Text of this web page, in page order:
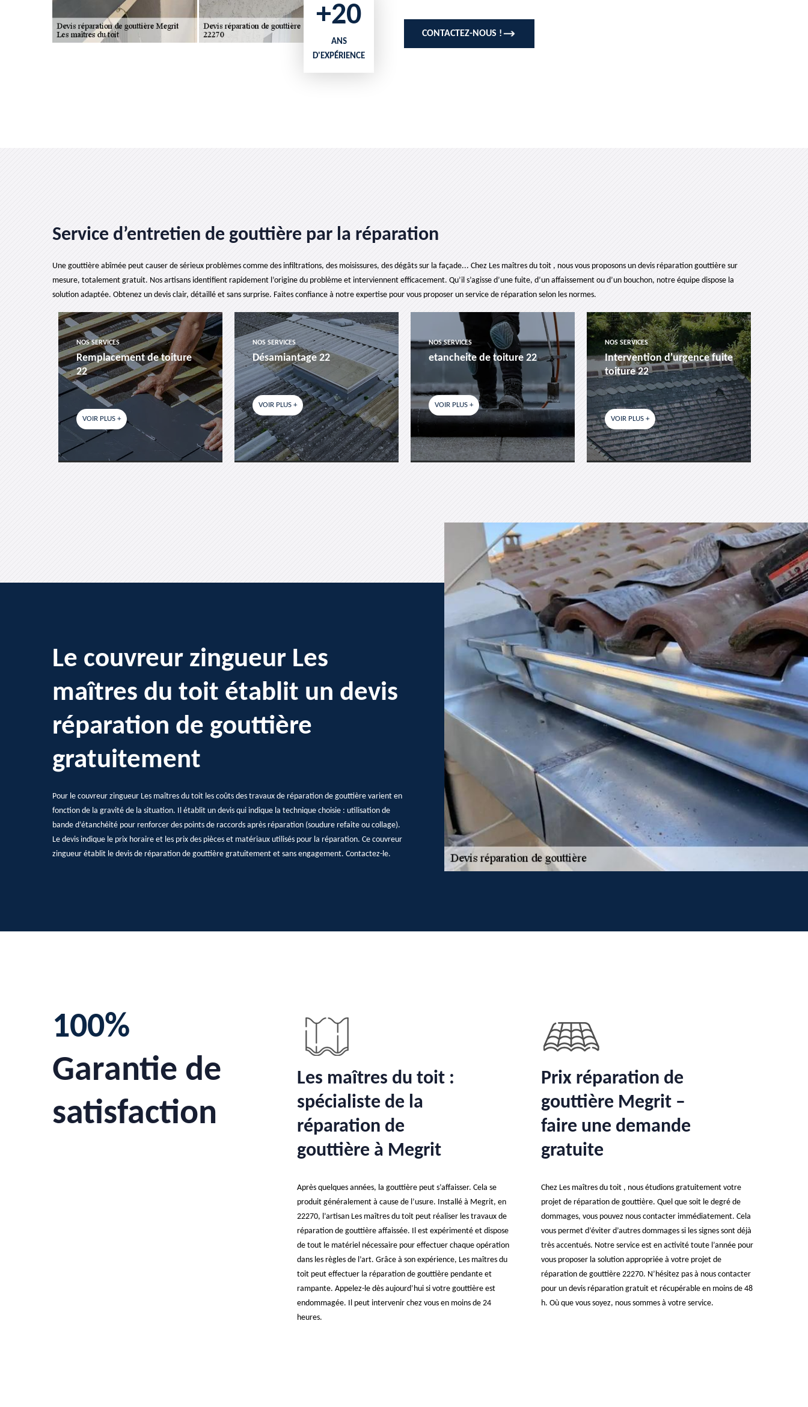
+20
ANS
D'EXPÉRIENCE
CONTACTEZ-NOUS !
Service d’entretien de gouttière par la réparation
Une gouttière abîmée peut causer de sérieux problèmes comme des infiltrations, des moisissures, des dégâts sur la façade... Chez Les maîtres du toit , nous vous proposons un devis réparation gouttière sur
mesure, totalement gratuit. Nos artisans identifient rapidement l’origine du problème et interviennent efficacement. Qu’il s’agisse d’une fuite, d’un affaissement ou d’un bouchon, notre équipe dispose la
solution adaptée. Obtenez un devis clair, détaillé et sans surprise. Faites confiance à notre expertise pour vous proposer un service de réparation selon les normes.
NOS SERVICES
Remplacement de toiture
22
VOIR PLUS +
NOS SERVICES
Désamiantage 22
VOIR PLUS +
NOS SERVICES
etancheite de toiture 22
VOIR PLUS +
NOS SERVICES
Intervention d'urgence fuite
toiture 22
VOIR PLUS +
Le couvreur zingueur Les
maîtres du toit établit un devis
réparation de gouttière
gratuitement
Pour le couvreur zingueur Les maîtres du toit les coûts des travaux de réparation de gouttière varient en
fonction de la gravité de la situation. Il établit un devis qui indique la technique choisie : utilisation de
bande d’étanchéité pour renforcer des points de raccords après réparation (soudure refaite ou collage).
Le devis indique le prix horaire et les prix des pièces et matériaux utilisés pour la réparation. Ce couvreur
zingueur établit le devis de réparation de gouttière gratuitement et sans engagement. Contactez-le.
100%
Garantie de
satisfaction
Les maîtres du toit :
spécialiste de la
réparation de
gouttière à Megrit
Après quelques années, la gouttière peut s’affaisser. Cela se
produit généralement à cause de l’usure. Installé à Megrit, en
22270, l’artisan Les maîtres du toit peut réaliser les travaux de
réparation de gouttière affaissée. Il est expérimenté et dispose
de tout le matériel nécessaire pour effectuer chaque opération
dans les règles de l’art. Grâce à son expérience, Les maîtres du
toit peut effectuer la réparation de gouttière pendante et
rampante. Appelez-le dès aujourd’hui si votre gouttière est
endommagée. Il peut intervenir chez vous en moins de 24
heures.
Prix réparation de
gouttière Megrit –
faire une demande
gratuite
Chez Les maîtres du toit , nous étudions gratuitement votre
projet de réparation de gouttière. Quel que soit le degré de
dommages, vous pouvez nous contacter immédiatement. Cela
vous permet d’éviter d’autres dommages si les signes sont déjà
très accentués. Notre service est en activité toute l’année pour
vous proposer la solution appropriée à votre projet de
réparation de gouttière 22270. N’hésitez pas à nous contacter
pour un devis réparation gratuit et récupérable en moins de 48
h. Où que vous soyez, nous sommes à votre service.